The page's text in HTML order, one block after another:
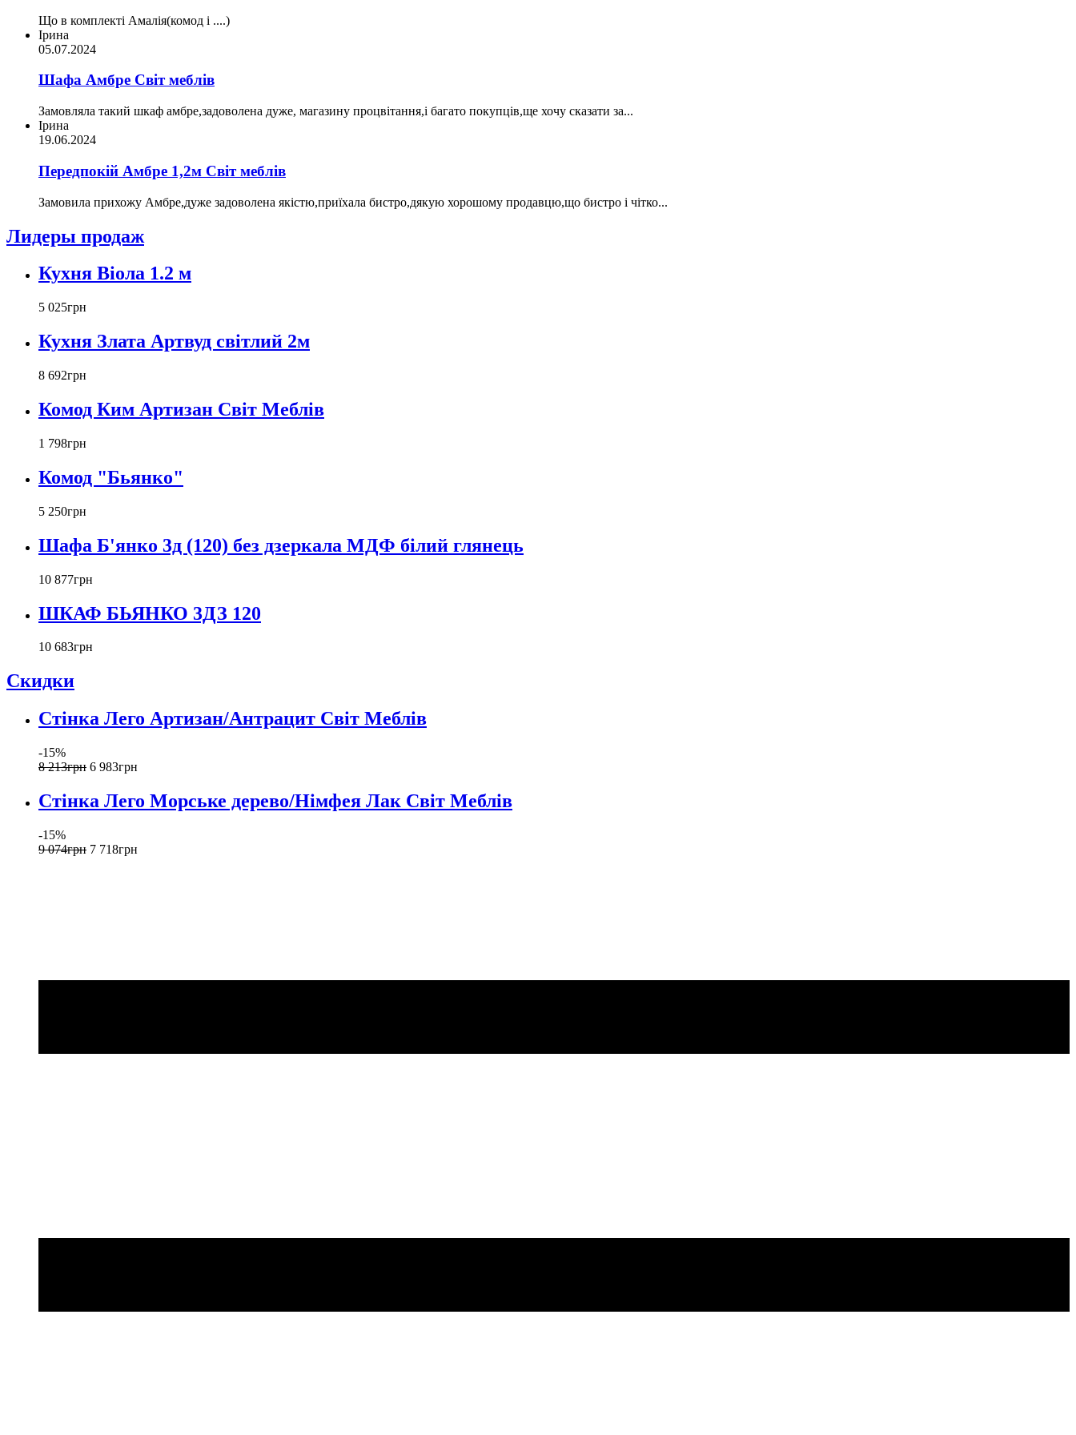
Що в комплекті Амалія(комод і ....)
Ірина
05.07.2024
Шафа Амбре Світ меблів
Замовляла такий шкаф амбре,задоволена дуже, магазину процвітання,і багато покупців,ще хочу сказати за...
Ірина
19.06.2024
Передпокій Амбре 1,2м Світ меблів
Замовила прихожу Амбре,дуже задоволена якістю,приїхала бистро,дякую хорошому продавцю,що бистро і чітко...
Лидеры продаж
Кухня Віола 1.2 м
5 025грн
Кухня Злата Артвуд світлий 2м
8 692грн
Комод Ким Артизан Світ Меблів
1 798грн
Комод "Бьянко"
5 250грн
Шафа Б'янко 3д (120) без дзеркала МДФ білий глянець
10 877грн
ШКАФ БЬЯНКО 3ДЗ 120
10 683грн
Скидки
Стінка Лего Артизан/Антрацит Світ Меблів
-15%
8 213грн 6 983грн
Стінка Лего Морське дерево/Німфея Лак Світ Меблів
-15%
9 074грн 7 718грн